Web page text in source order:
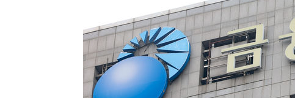
[속보] SKT, 에이닷 서비스 장애 발생…"원인 파악 중"
[속보]합참 "북, 동해상으로 미상 발사체 발사"
'낮 최고 39도' 불볕더위…한밤 열대야도 계속[내일날씨]
[속보]7~9일 프로야구 3연전도 폭염 취소…11일 재개
"韓 외환시장 개입 관측 배경엔 美의 대한국 무역적자 있어"
'월드컵 탈락 후폭풍' 축구협회…초유의 압수수색에 '충격·당황'